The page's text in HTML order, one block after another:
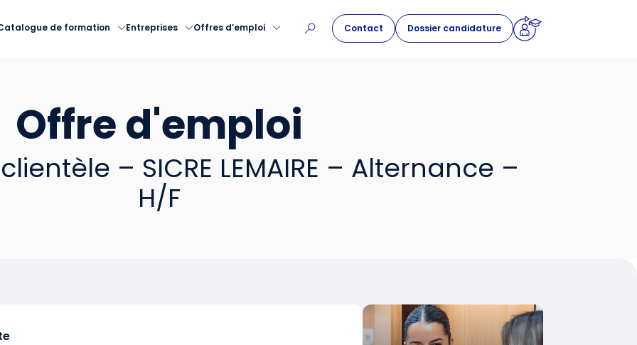
de formation Entreprises Offres d’emploi Contact Dossier candidature
Offre d'emploi
– SICRE LEMAIRE – Alternance –
H/F